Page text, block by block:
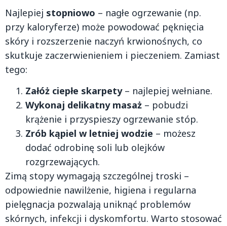
Najlepiej stopniowo – nagłe ogrzewanie (np.
przy kaloryferze) może powodować pęknięcia
skóry i rozszerzenie naczyń krwionośnych, co
skutkuje zaczerwienieniem i pieczeniem. Zamiast
tego:
Załóż ciepłe skarpety– najlepiej wełniane.
Wykonaj delikatny masaż – pobudzi
krążenie i przyspieszy ogrzewanie stóp.
Zrób kąpiel w letniej wodzie – możesz
dodać odrobinę soli lub olejków
rozgrzewających.
Zimą stopy wymagają szczególnej troski –
odpowiednie nawilżenie, higiena i regularna
pielęgnacja pozwalają uniknąć problemów
skórnych, infekcji i dyskomfortu. Warto stosować